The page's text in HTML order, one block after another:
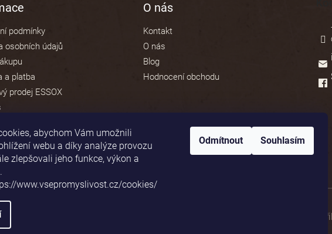
abychom Vám umožnili
webu a díky analýze provozu
zlepšovali jeho funkce, výkon a
www.vsepromyslivost.cz/cookies/
Odmítnout Souhlasím
podmínky
osobních údajů
a platba
prodej ESSOX
O nás
Kontakt
O nás
Blog
Hodnocení obchodu
vyhrazena.